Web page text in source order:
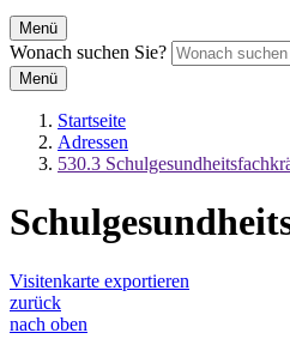
Menü
Wonach suchen Sie?
Menü
Startseite
Adressen
530.3
Visitenkarte exportieren
zurück
nach oben